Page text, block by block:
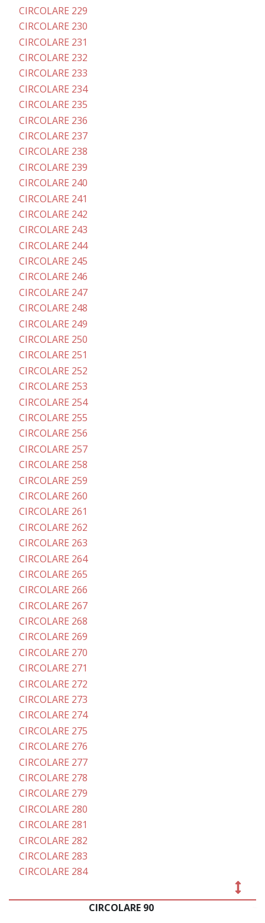
CIRCOLARE 229
CIRCOLARE 230
CIRCOLARE 231
CIRCOLARE 232
CIRCOLARE 233
CIRCOLARE 234
CIRCOLARE 235
CIRCOLARE 236
CIRCOLARE 237
CIRCOLARE 238
CIRCOLARE 239
CIRCOLARE 240
CIRCOLARE 241
CIRCOLARE 242
CIRCOLARE 243
CIRCOLARE 244
CIRCOLARE 245
CIRCOLARE 246
CIRCOLARE 247
CIRCOLARE 248
CIRCOLARE 249
CIRCOLARE 250
CIRCOLARE 251
CIRCOLARE 252
CIRCOLARE 253
CIRCOLARE 254
CIRCOLARE 255
CIRCOLARE 256
CIRCOLARE 257
CIRCOLARE 258
CIRCOLARE 259
CIRCOLARE 260
CIRCOLARE 261
CIRCOLARE 262
CIRCOLARE 263
CIRCOLARE 264
CIRCOLARE 265
CIRCOLARE 266
CIRCOLARE 267
CIRCOLARE 268
CIRCOLARE 269
CIRCOLARE 270
CIRCOLARE 271
CIRCOLARE 272
CIRCOLARE 273
CIRCOLARE 274
CIRCOLARE 275
CIRCOLARE 276
CIRCOLARE 277
CIRCOLARE 278
CIRCOLARE 279
CIRCOLARE 280
CIRCOLARE 281
CIRCOLARE 282
CIRCOLARE 283
CIRCOLARE 284
CIRCOLARE 90